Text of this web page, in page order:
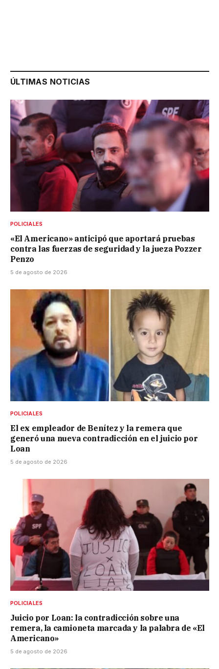
ÚLTIMAS NOTICIAS
POLICIALES
«El Americano» anticipó que aportará pruebas
contra las fuerzas de seguridad y la jueza Pozzer
Penzo
5 de agosto de 2026
POLICIALES
El ex empleador de Benítez y la remera que
generó una nueva contradicción en el juicio por
Loan
5 de agosto de 2026
POLICIALES
Juicio por Loan: la contradicción sobre una
remera, la camioneta marcada y la palabra de «El
Americano»
5 de agosto de 2026